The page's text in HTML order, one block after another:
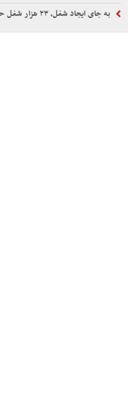
به جای ایجاد شغل، ۲۳ هزار شغل حذف شد